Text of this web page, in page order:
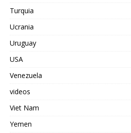
Turquia
Ucrania
Uruguay
USA
Venezuela
videos
Viet Nam
Yemen